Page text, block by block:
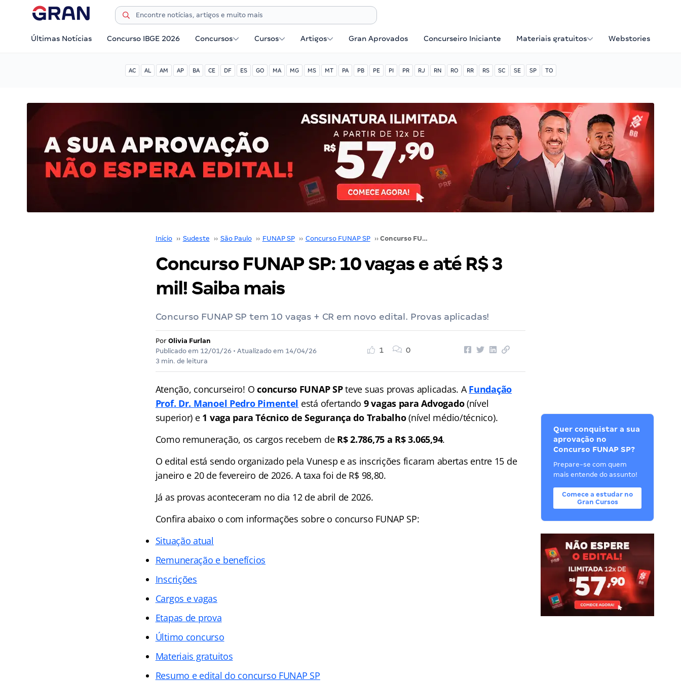
Últimas Notícias Concurso IBGE 2026 Concursos Cursos Artigos Gran Aprovados Concurseiro Iniciante Materiais gratuitos Webstories
AC AL AM AP BA CE DF ES GO MA MG MS MT PA PB PE PI PR RJ RN RO RR RS SC SE SP TO
Início ›› Sudeste ›› São Paulo ›› FUNAP SP ›› Concurso FUNAP SP ›› Concurso FUNAP SP: 10 vagas e até R$ 3 mil! Saiba mais
Concurso FUNAP SP: 10 vagas e até R$ 3
mil! Saiba mais
Concurso FUNAP SP tem 10 vagas + CR em novo edital. Provas aplicadas!
Por Olivia Furlan
Publicado em 12/01/26 • Atualizado em 14/04/26
3 min. de leitura
1 0
Atenção, concurseiro! Oconcurso FUNAP SPteve suas provas aplicadas. AFundação
Prof. Dr. Manoel Pedro Pimentel está ofertando 9 vagas para Advogado(nível
superior) e 1 vaga para Técnico de Segurança do Trabalho(nível médio/técnico).
Como remuneração, os cargos recebem de R$ 2.786,75 a R$ 3.065,94.
O edital está sendo organizado pela Vunesp e as inscrições ficaram abertas entre 15 de
janeiro e 20 de fevereiro de 2026. A taxa foi de R$ 98,80.
Já as provas aconteceram no dia 12 de abril de 2026.
Confira abaixo o com informações sobre o concurso FUNAP SP:
Situação atual
Remuneração e benefícios
Inscrições
Cargos e vagas
Etapas de prova
Último concurso
Materiais gratuitos
Resumo e edital do concurso FUNAP SP
Quer conquistar a sua
aprovação no
Concurso FUNAP SP?
Prepare-se com quem
mais entende do assunto!
Comece a estudar no
Gran Cursos